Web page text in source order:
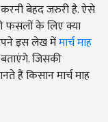
बेहद जरुरी है. ऐसे
फसलों के लिए क्या
इस लेख मेंमार्च माह
जिसकी
हैं किसान मार्च माह